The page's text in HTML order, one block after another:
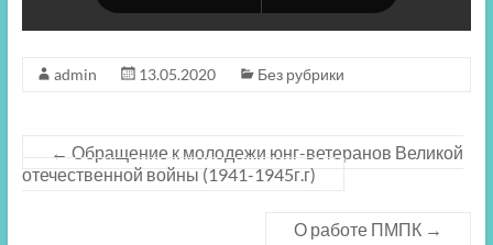
admin 13.05.2020 Без рубрики
← Обращение к молодежи юнг-ветеранов Великой
отечественной войны (1941-1945г.г)
О работе ПМПК →